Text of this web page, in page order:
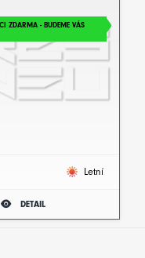
ZDARMA - BUDEME VÁS
Letní
DETAIL